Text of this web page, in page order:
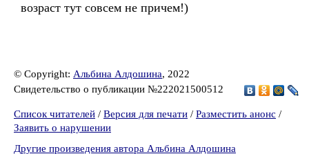
возраст тут совсем не причем!)
© Copyright: Альбина Алдошина, 2022
Свидетельство о публикации №222021500512
Список читателей / Версия для печати / Разместить анонс /
Заявить о нарушении
Другие произведения автора Альбина Алдошина